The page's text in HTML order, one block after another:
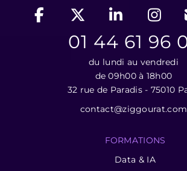
01 44 61 96
du lundi au vendredi
de 09h00 à 18h00
32 rue de Paradis - 75010
contact@ziggourat.com
FORMATIONS
Data & IA